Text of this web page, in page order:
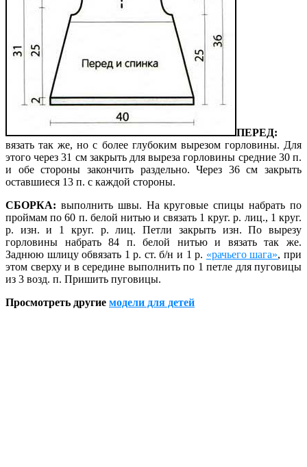
ПЕРЕД:
вязать так же, но с более глубоким вырезом горловины. Для
этого через 31 см закрыть для выреза горловины средние 30 п.
и обе стороны закончить раздельно. Че­рез 36 см закрыть
оставшиеся 13 п. с каж­дой стороны.
СБОРКА: выполнить швы. На круговые спи­цы набрать по
проймам по 60 п. белой ни­тью и связать 1 круг. р. лиц., 1 круг.
р. изн. и 1 круг. р. лиц. Петли закрыть изн. По вырезу
горловины набрать 84 п. белой нитью и вя­зать так же.
Заднюю шлицу обвязать 1 р. ст. б/н и 1 р. «рачьего шага», при
этом сверху и в середине выполнить по 1 петле для пуго­вицы
из 3 возд. п. Пришить пуговицы.
Просмотреть другие модели для детей